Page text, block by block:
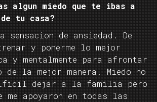
algun miedo que te ibas a
tu casa?
sensacion de ansiedad. De
y ponerme lo mejor
y mentalmente para afrontar
de la mejor manera. Miedo no
dejar a la familia pero
me apoyaron en todas las